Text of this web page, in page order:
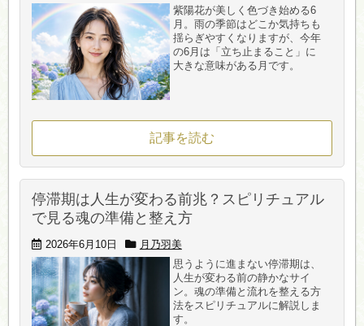
紫陽花が美しく色づき始める6
月。雨の季節はどこか気持ちも
揺らぎやすくなりますが、今年
の6月は「立ち止まること」に
大きな意味がある月です。
記事を読む
停滞期は人生が変わる前兆？スピリチュアル
で見る魂の準備と整え方
2026年6月10日
月乃羽美
思うように進まない停滞期は、
人生が変わる前の静かなサイ
ン。魂の準備と流れを整える方
法をスピリチュアルに解説しま
す。